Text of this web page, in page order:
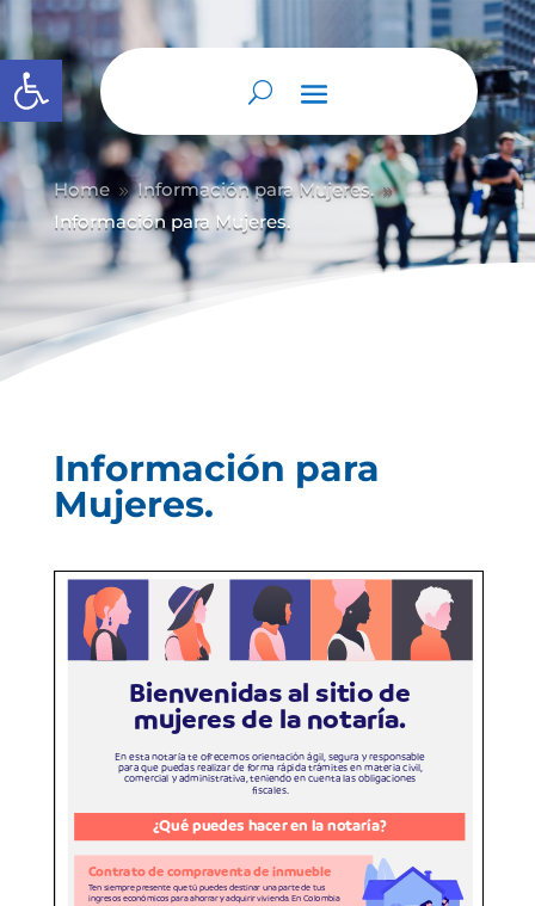
Abrir barra de herramientas
Home 9 Información para Mujeres. 9
Información para Mujeres.
Información para
Mujeres.